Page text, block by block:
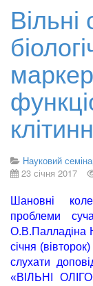
Науковий
23 січня 2017
Шановні
проблеми
О.В.Палладіна
січня
слухати
«ВІЛЬНІ